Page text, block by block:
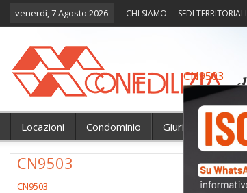
venerdì, 7 Agosto 2026 CHI SIAMO SEDI TERRITORIALI
Locazioni Condominio Giurisprudenza
CN9503
CN9503
CN9503